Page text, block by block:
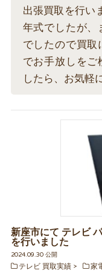
出張買取を行い
年式でしたが、
でしたので買取
でお手放しをご
したら、お気軽
新座市にて テレビ
を行いました
2024.09.30 公開
テレビ 買取実績
家